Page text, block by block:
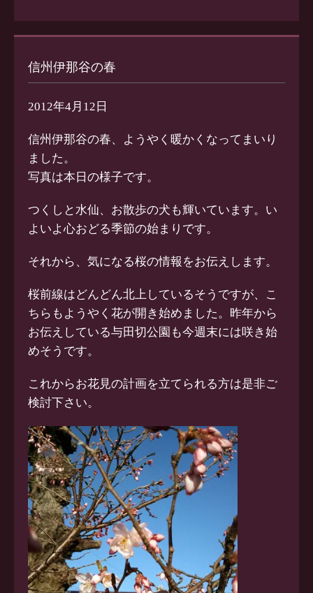
信州伊那谷の春
2012年4月12日
信州伊那谷の春、ようやく暖かくなってまいり
ました。
写真は本日の様子です。
つくしと水仙、お散歩の犬も輝いています。い
よいよ心おどる季節の始まりです。
それから、気になる桜の情報をお伝えします。
桜前線はどんどん北上しているそうですが、こ
ちらもようやく花が開き始めました。昨年から
お伝えしている与田切公園も今週末には咲き始
めそうです。
これからお花見の計画を立てられる方は是非ご
検討下さい。